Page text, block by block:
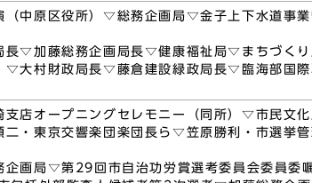
（中原区役所）▽総務企画局▽金子上下水道事
長▽加藤総務企画局長▽健康福祉局▽まちづく
▽大村財政局長▽藤倉建設緑政局長▽臨海部国
支店オープニングセレモニー（同所）▽市民文
・東京交響楽団楽団長ら▽笠原勝利・市選挙
企画局▽第29回市自治功労賞選考委員会委員委